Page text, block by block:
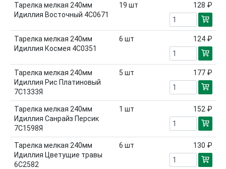
Тарелка мелкая 240мм
Идиллия Восточный 4С0671
19 шт 128 ₽
Тарелка мелкая 240мм
Идиллия Космея 4С0351
6 шт 124 ₽
Тарелка мелкая 240мм
Идиллия Рис Платиновый
7С1333Я
5 шт 177 ₽
Тарелка мелкая 240мм
Идиллия Санрайз Персик
7С1598Я
1 шт 152 ₽
Тарелка мелкая 240мм
Идиллия Цветущие травы
6С2582
6 шт 130 ₽